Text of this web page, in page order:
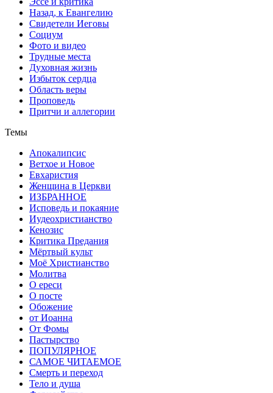
Назад, к Евангелию
Свидетели Иеговы
Социум
Фото и видео
Трудные места
Духовная жизнь
Избыток сердца
Область веры
Проповедь
Притчи и аллегории
Темы
Апокалипсис
Ветхое и Новое
Евхаристия
Женщина в Церкви
ИЗБРАННОЕ
Исповедь и покаяние
Иудеохристианство
Кенозис
Критика Предания
Мёртвый культ
Моё Христианство
Молитва
О ереси
О посте
Обожение
от Иоанна
От Фомы
Пастырство
ПОПУЛЯРНОЕ
САМОЕ ЧИТАЕМОЕ
Смерть и переход
Тело и душа